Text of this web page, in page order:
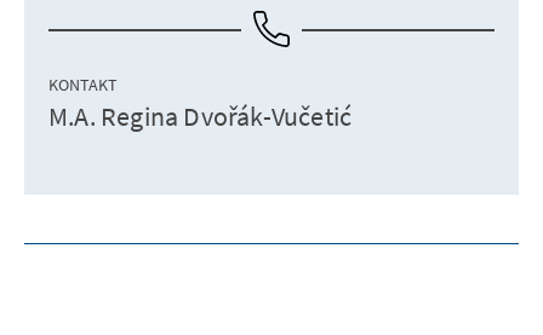
KONTAKT
M.A. Regina Dvořák-Vučetić